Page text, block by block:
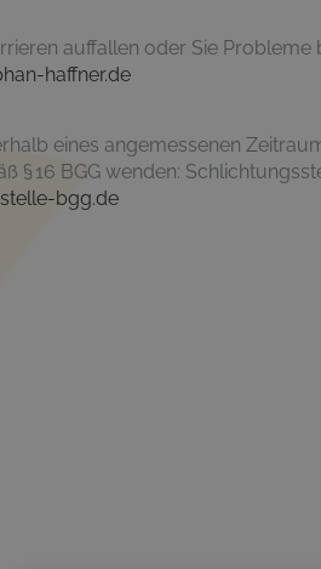
auffallen oder Sie
haffner.de
eines angemessenen
§ 16 BGG wenden:
bgg.de